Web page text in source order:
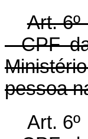
Art.
- CPF
pessoa
Art.